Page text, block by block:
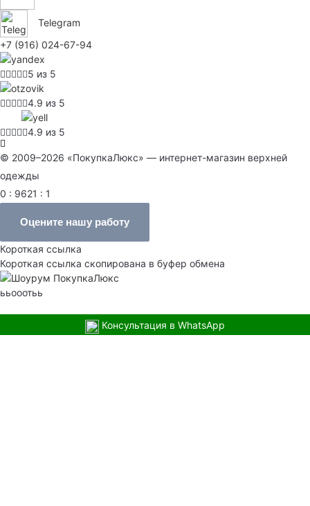
Telegram
+7 (916) 024-67-94
5 из 5
4.9 из 5
4.9 из 5
© 2009–2026 «ПокупкаЛюкс» — интернет-магазин верхней
одежды
0 : 9621 : 1
Оцените нашу работу
Короткая ссылка
Короткая ссылка скопирована в буфер обмена
ььооотьь
Консультация в WhatsApp